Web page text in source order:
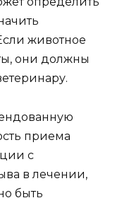
животное
они должны
приема
с
в лечении,
быть